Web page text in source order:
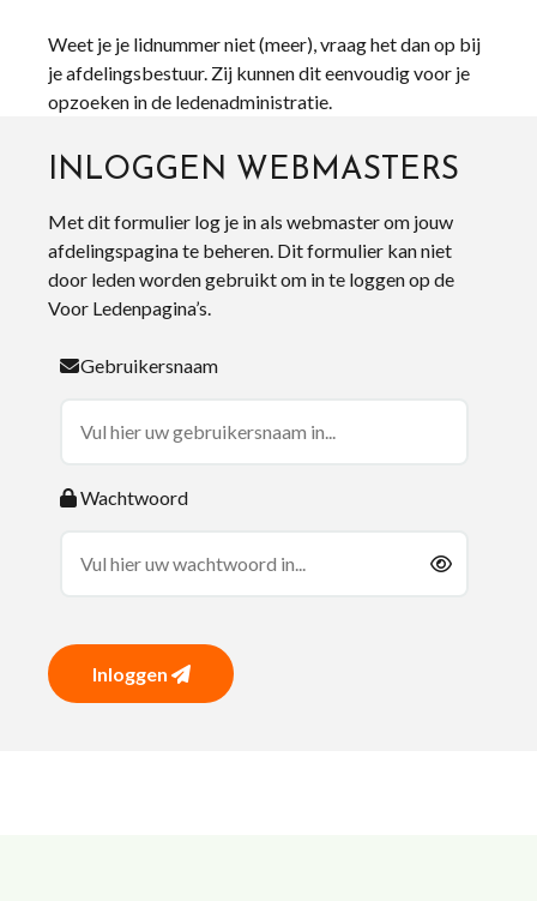
Weet je je lidnummer niet (meer), vraag het dan op bij
je afdelingsbestuur. Zij kunnen dit eenvoudig voor je
opzoeken in de ledenadministratie.
INLOGGEN WEBMASTERS
Met dit formulier log je in als webmaster om jouw
afdelingspagina te beheren. Dit formulier kan niet
door leden worden gebruikt om in te loggen op de
Voor Ledenpagina’s.
Gebruikersnaam
Wachtwoord
Inloggen